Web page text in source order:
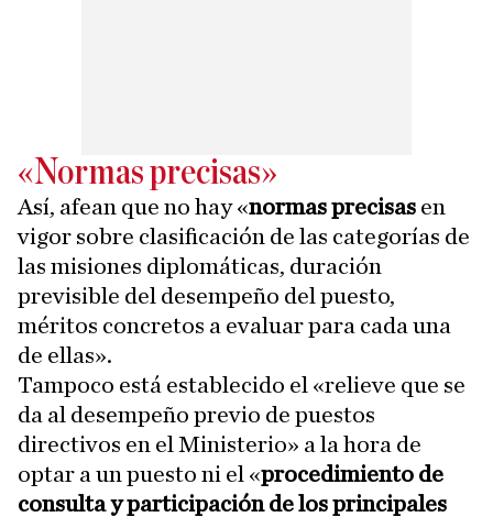
«Normas precisas»
Así, afean que no hay «normas precisas en
vigor sobre clasificación de las categorías de
las misiones diplomáticas, duración
previsible del desempeño del puesto,
méritos concretos a evaluar para cada una
de ellas».
Tampoco está establecido el «relieve que se
da al desempeño previo de puestos
directivos en el Ministerio» a la hora de
optar a un puesto ni el «procedimiento de
consulta y participación de los principales